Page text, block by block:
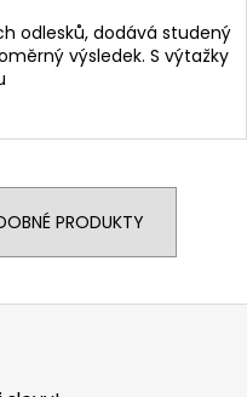
odlesků, dodává studený
výsledek. S výtažky
PRODUKTY